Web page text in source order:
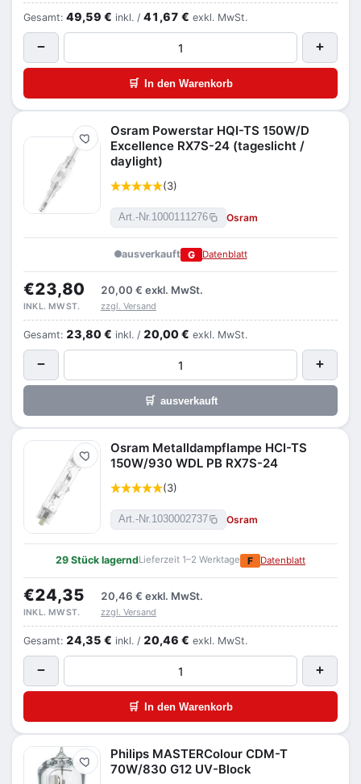
Gesamt: 49,59 € inkl. / 41,67 € exkl. MwSt.
− +
🛒 In den Warenkorb
Merken
Osram Powerstar HQI-TS 150W/D
Excellence RX7S-24 (tageslicht /
daylight)
(3)
Art.-Nr.1000111276 Osram
ausverkauft G Datenblatt
€23,80 20,00 € exkl. MwSt.
INKL. MWST. zzgl. Versand
Gesamt: 23,80 € inkl. / 20,00 € exkl. MwSt.
− +
🛒 ausverkauft
Merken
Osram Metalldampflampe HCI-TS
150W/930 WDL PB RX7S-24
(3)
Art.-Nr.1030002737 Osram
29 Stück lagerndLieferzeit 1–2 Werktage F Datenblatt
€24,35 20,46 € exkl. MwSt.
INKL. MWST. zzgl. Versand
Gesamt: 24,35 € inkl. / 20,46 € exkl. MwSt.
− +
🛒 In den Warenkorb
Merken
Philips MASTERColour CDM-T
70W/830 G12 UV-Block